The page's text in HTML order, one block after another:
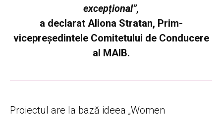
excepțional”,
a declarat Aliona Stratan, Prim-
vicepreședintele Comitetului de Conducere
al MAIB.
Proiectul are la bază ideea „Women